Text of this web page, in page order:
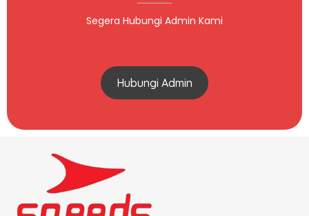
Segera Hubungi Admin Kami
Hubungi Admin